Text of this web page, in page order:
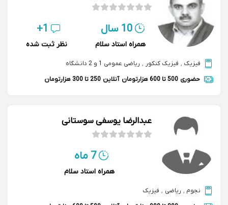
10 سال
همراه استاد سلام
1+
نظر ثبت شده
فیزیک , فیزیک کنکور , ریاضی عمومی 1 و 2 دانشگاه
حضوری 500 تا 600 هزارتومان آنلاین 250 تا 300 هزارتومان
عبدالرضا یوسفی سوستانی
7 ماه
همراه استاد سلام
نجوم , ریاضی , فیزیک